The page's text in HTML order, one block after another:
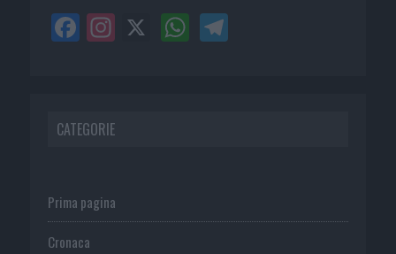
CATEGORIE
Prima pagina
Cronaca